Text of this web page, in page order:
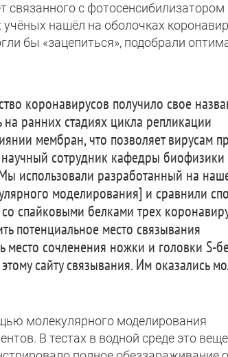
связанного с фотосенсибилизатором
учёных нашёл на оболочках
бы «зацепиться», подобрали
коронавирусов получило свое
ранних стадиях цикла репликации
мембран, что позволяет вирусам
сотрудник кафедры биофизики
использовали разработанный на
моделирования] и сравнили
спайковыми белками трех
потенциальное место связывания
сочленения ножки и головки S-
сайту связывания. Им оказались
молекулярного моделирования
В тестах в водной среде это